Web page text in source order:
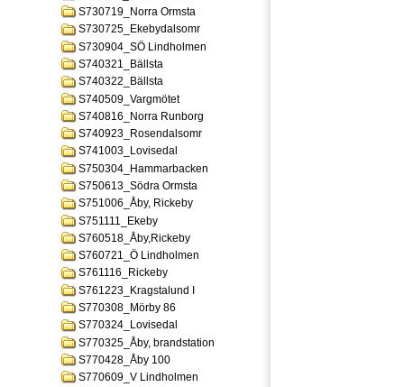
S730719_Norra Ormsta
S730725_Ekebydalsomr
S730904_SÖ Lindholmen
S740321_Bällsta
S740322_Bällsta
S740509_Vargmötet
S740816_Norra Runborg
S740923_Rosendalsomr
S741003_Lovisedal
S750304_Hammarbacken
S750613_Södra Ormsta
S751006_Åby, Rickeby
S751111_Ekeby
S760518_Åby,Rickeby
S760721_Ö Lindholmen
S761116_Rickeby
S761223_Kragstalund I
S770308_Mörby 86
S770324_Lovisedal
S770325_Åby, brandstation
S770428_Åby 100
S770609_V Lindholmen